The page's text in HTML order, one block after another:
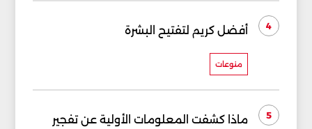
4 أفضل كريم لتفتيح البشرة
منوعات
5
ماذا كشفت المعلومات الأولية عن تفجير